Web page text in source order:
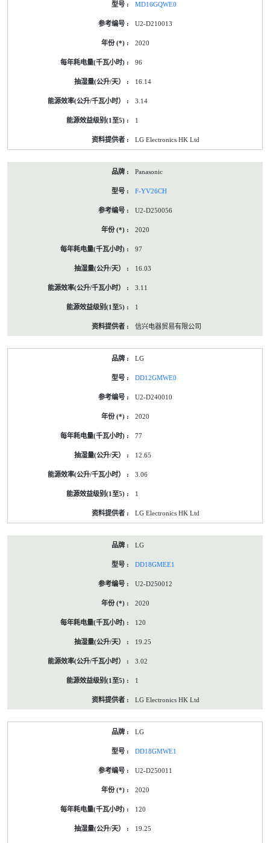
MD16GQWE0
U2-D210013
2020
96
16.14
3.14
1
LG Electronics HK Ltd
Panasonic
F-YV26CH
U2-D250056
2020
97
16.03
3.11
1
信兴电器贸易有限公司
LG
DD12GMWE0
U2-D240010
2020
77
12.65
3.06
1
LG Electronics HK Ltd
LG
DD18GMEE1
U2-D250012
2020
120
19.25
3.02
1
LG Electronics HK Ltd
LG
DD18GMWE1
U2-D250011
2020
120
19.25